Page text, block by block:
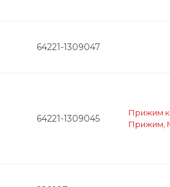
64221-1309047
64221-1309045
Прижим
Прижим,